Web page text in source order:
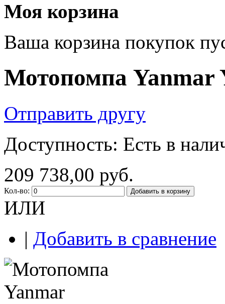
Моя корзина
Ваша корзина покупок
Мотопомпа Yanmar
Отправить другу
Доступность: Есть в
209 738,00 руб.
Кол-во: Добавить в корзину
ИЛИ
| Добавить в сравнение